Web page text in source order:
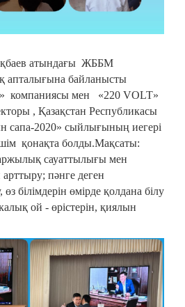
атындағы ЖББМ
апталығына байланысты
компаниясы мен «220 VOLT»
, Қазақстан Республикасы
сапа-2020» сыйлығының иегері
қонақта болды.Мақсаты:
сауаттылығы мен
пәнге деген
білімдерін өмірде қолдана білу
ой - өрістерін, қиялын